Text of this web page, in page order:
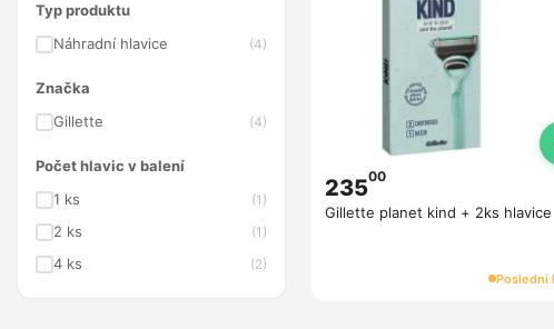
Typ produktu
Náhradní hlavice
(4)
Značka
Gillette
(4)
Počet hlavic v balení
1 ks
(1)
2 ks (1)
4 ks (2)
23500
Gillette planet kind + 2ks hlavice
Poslední